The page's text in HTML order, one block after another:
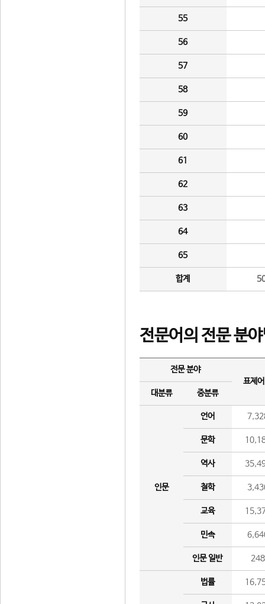
55
56
57
58
59
60
61
62
63
64
65
합계
전문어의 전문 분
전문 분야
표제
대분류
중분류
인문
언어
문학
역사
철학
교육
민속
인문 일반 248
법률